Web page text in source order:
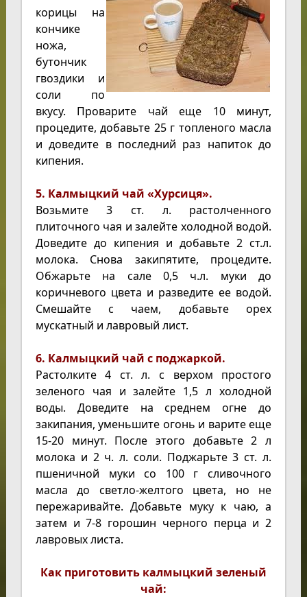
корицы на
кончике
ножа,
бутончик
гвоздики и
соли по
вкусу. Проварите чай еще 10 минут,
процедите, добавьте 25 г топленого масла
и доведите в последний раз напиток до
кипения.
5. Калмыцкий чай «Хурсиця».
Возьмите 3 ст. л. растолченного
плиточного чая и залейте холодной водой.
Доведите до кипения и добавьте 2 ст.л.
молока. Снова закипятите, процедите.
Обжарьте на сале 0,5 ч.л. муки до
коричневого цвета и разведите ее водой.
Смешайте с чаем, добавьте орех
мускатный и лавровый лист.
6. Калмыцкий чай с поджаркой.
Растолките 4 ст. л. с верхом простого
зеленого чая и залейте 1,5 л холодной
воды. Доведите на среднем огне до
закипания, уменьшите огонь и варите еще
15-20 минут. После этого добавьте 2 л
молока и 2 ч. л. соли. Поджарьте 3 ст. л.
пшеничной муки со 100 г сливочного
масла до светло-желтого цвета, но не
пережаривайте. Добавьте муку к чаю, а
затем и 7-8 горошин черного перца и 2
лавровых листа.
Как приготовить калмыцкий зеленый
чай: